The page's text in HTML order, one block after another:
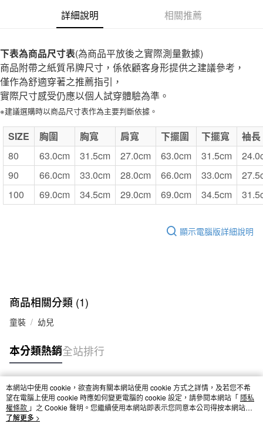
每筆NT$65，滿NT$1,000(含以上)免運費
付款後7-11取貨
宅配
每筆NT$150，滿NT$2,000(含以上)免運費
無印良品門市自取
詳細說明 相關推薦
下表為商品尺寸表(為商品平放後之實際測量數據)
商品附帶之紙質吊牌尺寸，係依顧客身形提供之建議參考，
僅作為舒適穿著之推薦指引，
實際尺寸感受仍應以個人試穿體驗為準。
※建議選購時以商品尺寸表作為主要判斷依據。
SIZE 胸圍 胸寬 肩寬 下擺圍 下擺寬
袖長
80
63.0cm 31.5cm 27.0cm 63.0cm 31.5cm
90
66.0cm 33.0cm 28.0cm 66.0cm 33.0cm
100
69.0cm 34.5cm 29.0cm 69.0cm 34.5cm
顯示電腦版詳細說明
商品相關分類 (1)
童裝 幼兒
本分類熱銷全站排行
熱門標籤
本網站中使用 cookie，欲查詢有關本網站使用 cookie 方式之詳情，及若您不希
望在電腦上使用 cookie 時應如何變更電腦的 cookie 設定，請參閱本網站「 隱私
權條款 」之 Cookie 聲明。您繼續使用本網站即表示您同意本公司得按本網站使
用條款之 Cookie 聲明使用 cookie。
了解更多 >